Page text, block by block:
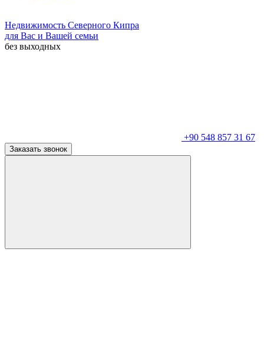
Недвижимость Северного Кипра
для Вас и Вашей семьи
без выходных
+90 548 857 31 67
Заказать звонок